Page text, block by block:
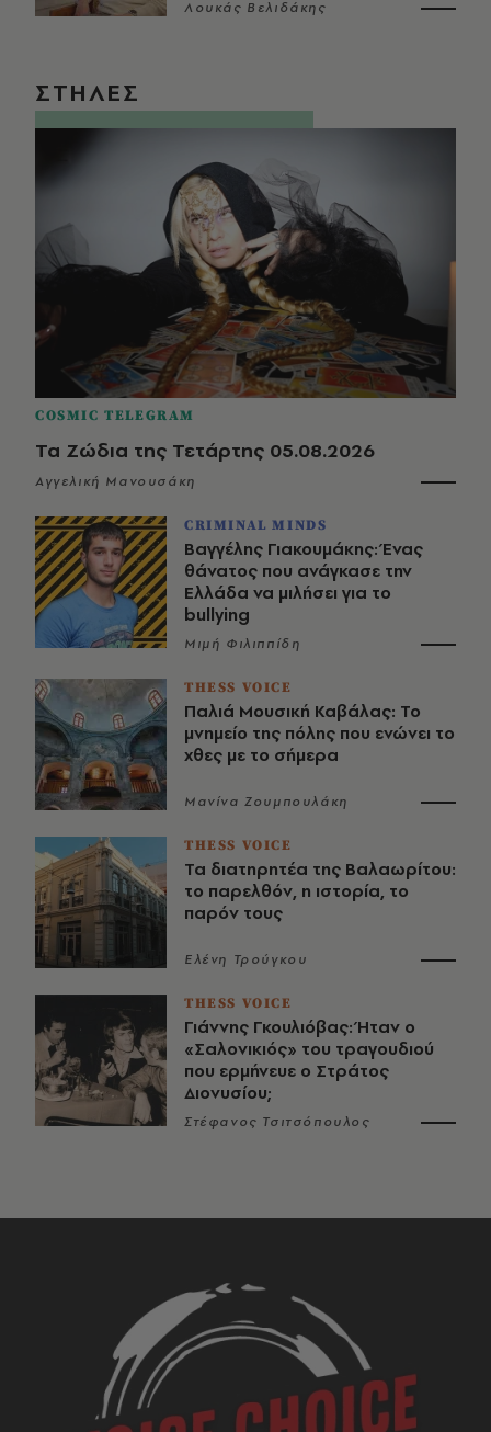
Λουκάς Βελιδάκης
ΣΤΗΛΕΣ
COSMIC TELEGRAM
Τα Ζώδια της Τετάρτης 05.08.2026
Αγγελική Μανουσάκη
CRIMINAL MINDS
Βαγγέλης Γιακουμάκης: Ένας
θάνατος που ανάγκασε την
Ελλάδα να μιλήσει για το
bullying
Μιμή Φιλιππίδη
THESS VOICE
Παλιά Μουσική Καβάλας: Το
μνημείο της πόλης που ενώνει το
χθες με το σήμερα
Μανίνα Ζουμπουλάκη
THESS VOICE
Τα διατηρητέα της Βαλαωρίτου:
το παρελθόν, η ιστορία, το
παρόν τους
Ελένη Τρούγκου
THESS VOICE
Γιάννης Γκουλιόβας: Ήταν ο
«Σαλονικιός» του τραγουδιού
που ερμήνευε ο Στράτος
Διονυσίου;
Στέφανος Τσιτσόπουλος